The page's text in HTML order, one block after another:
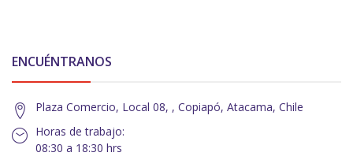
ENCUÉNTRANOS
Plaza Comercio, Local 08, , Copiapó, Atacama, Chile
Horas de trabajo:
08:30 a 18:30 hrs